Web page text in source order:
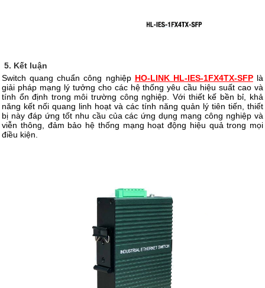
5. Kết luận
Switch quang chuẩn công nghiệp HO-LINK HL-IES-1FX4TX-SFPlà
giải pháp mạng lý tưởng cho các hệ thống yêu cầu hiệu suất cao và
tính ổn định trong môi trường công nghiệp. Với thiết kế bền bỉ, khả
năng kết nối quang linh hoạt và các tính năng quản lý tiên tiến, thiết
bị này đáp ứng tốt nhu cầu của các ứng dụng mạng công nghiệp và
viễn thông, đảm bảo hệ thống mạng hoạt động hiệu quả trong mọi
điều kiện.